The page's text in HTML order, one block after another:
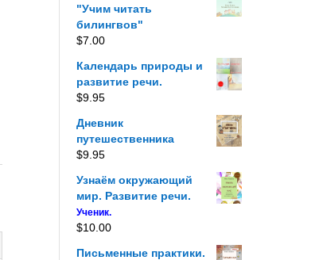
"Учим читать
билингвов"
$7.00
Календарь природы и
развитие речи.
$9.95
Дневник
путешественника
$9.95
Узнаём окружающий
мир. Развитие речи.
Ученик.
$10.00
Письменные практики.